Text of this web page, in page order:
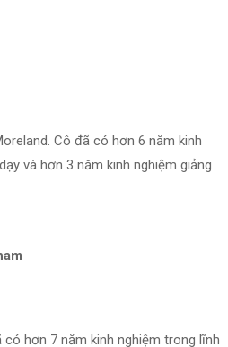
Cô đã có hơn 6 năm kinh
và hơn 3 năm kinh nghiệm giảng
có hơn 7 năm kinh nghiệm trong lĩnh